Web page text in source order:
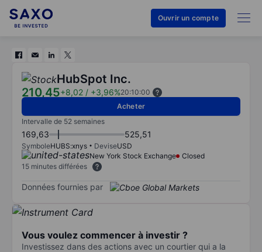
Ouvrir un compte
HubSpot Inc.
210,45+8,02 / +3,96%20:10:00
Acheter
Intervalle de 52 semaines
169,63 525,51
SymboleHUBS:xnys DeviseUSD
New York Stock Exchange
Closed
15 minutes différées
Données fournies par
Vous voulez commencer à investir ?
Investissez dans des actions avec un courtier qui a la